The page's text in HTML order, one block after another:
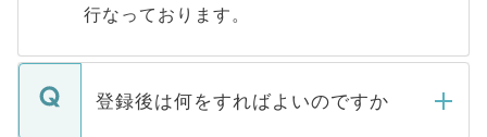
行なっております。
登録後は何をすればよいのですか